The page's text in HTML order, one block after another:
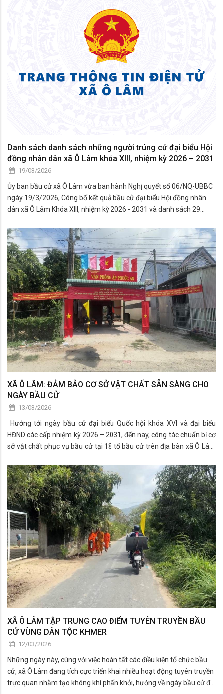
Danh sách danh sách những người trúng cử đại biểu Hội
đồng nhân dân xã Ô Lâm khóa XIII, nhiệm kỳ 2026 – 2031
19/03/2026
Ủy ban bầu cử xã Ô Lâm vừa ban hành Nghị quyết số 06/NQ-UBBC
ngày 19/3/2026, Công bố kết quả bầu cử đại biểu Hội đồng nhân
dân xã Ô Lâm Khóa XIII, nhiệm kỳ 2026 - 2031 và danh sách 29
nhiệm kỳ 2026 – 2031. Nghị quyết có hiệu lực từ ngày 19 tháng 3
năm 2026.
XÃ Ô LÂM: ĐẢM BẢO CƠ SỞ VẬT CHẤT SẴN SÀNG CHO
NGÀY BẦU CỬ
13/03/2026
Hướng tới ngày bầu cử đại biểu Quốc hội khóa XVI và đại biểu
HĐND các cấp nhiệm kỳ 2026 – 2031, đến nay, công tác chuẩn bị cơ
sở vật chất phục vụ bầu cử tại 18 tổ bầu cử trên địa bàn xã Ô Lâm
lớn của toàn dân.
XÃ Ô LÂM TẬP TRUNG CAO ĐIỂM TUYÊN TRUYỀN BẦU
CỬ VÙNG DÂN TỘC KHMER
12/03/2026
Những ngày này, cùng với việc hoàn tất các điều kiện tổ chức bầu
cử, xã Ô Lâm đang tích cực triển khai nhiều hoạt động tuyên truyền
trực quan nhằm tạo không khí phấn khởi, hướng về ngày bầu cử đại